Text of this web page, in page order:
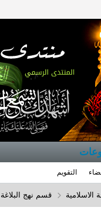
التقويم
الاسلامية قسم نهج البلاغة